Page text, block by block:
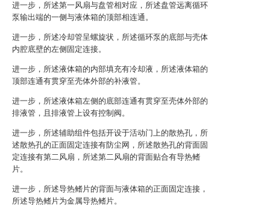
进一步，所述第一风扇与盘管相对应，所述盘管远离循环
泵输出端的一侧与液体箱的顶部相连通。
进一步，所述冷却管呈螺旋状，所述循环泵的底部与壳体
内腔底壁的左侧固定连接。
进一步，所述液体箱的内部填充有冷却液，所述液体箱的
顶部连通有贯穿至壳体外部的补液管。
进一步，所述液体箱左侧的底部连通有贯穿至壳体外部的
排液管，且排液管上设有控制阀。
进一步，所述辅助组件包括开设于活动门上的散热孔，所
述散热孔的正面固定连接有防尘网，所述散热孔的背面固
定连接有第二风扇，所述第二风扇的背面贴合有导热鳍
片。
进一步，所述导热鳍片的背面与液体箱的正面固定连接，
所述导热鳍片为金属导热鳍片。